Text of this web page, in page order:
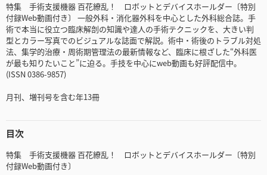
特集 手術支援機器 百花繚乱！ ロボットとデバイスホールダー〔特別
付録Web動画付き〕 一般外科・消化器外科を中心とした外科総合誌。手
術で本当に役立つ臨床解剖の知識や達人の手術テクニックを、大きい判
型とカラー写真でのビジュアルな誌面で解説。術中・術後のトラブル対処
法、集学的治療・周術期管理法の最新情報など、臨床に根ざした“外科医
が最も知りたいこと”に迫る。手技を中心にweb動画も好評配信中。
(ISSN 0386-9857)
月刊、増刊号を含む年13冊
目次
特集 手術支援機器 百花繚乱！ ロボットとデバイスホールダー〔特別
付録Web動画付き〕